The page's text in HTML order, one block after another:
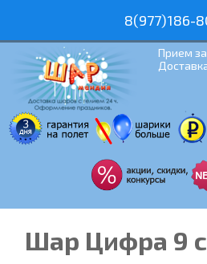
8(977)186-
Прием
Шар Цифра 9